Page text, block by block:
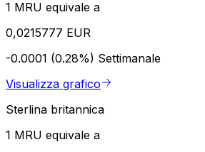
1 MRU equivale a
0,0215777 EUR
-0.0001 (0.28%) Settimanale
Visualizza grafico
Sterlina britannica
1 MRU equivale a